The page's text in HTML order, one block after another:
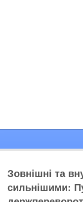
Зовнішні та
сильнішими: